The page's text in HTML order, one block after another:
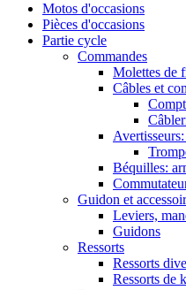
Motos d'occasions
Pièces d'occasions
Partie cycle
Commandes
Molettes de
Câbles et
Béquilles:
Guidon et
Leviers,
Guidons
Ressorts
Ressorts
Ressorts de